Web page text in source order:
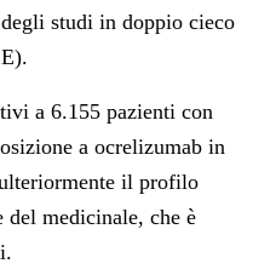
studi in doppio cieco
a 6.155 pazienti con
a ocrelizumab in
il profilo
medicinale, che è